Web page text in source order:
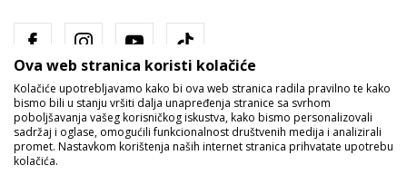
Bosna i Hercegovina Promijenite
Ova web stranica koristi kolačiće
Kolačiće upotrebljavamo kako bi ova web stranica radila pravilno te kako
bismo bili u stanju vršiti dalja unapređenja stranice sa svrhom
poboljšavanja vašeg korisničkog iskustva, kako bismo personalizovali
sadržaj i oglase, omogućili funkcionalnost društvenih medija i analizirali
promet. Nastavkom korištenja naših internet stranica prihvatate upotrebu
kolačića.